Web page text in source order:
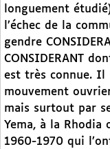
longuement
l’échec de la
gendre
CONSIDERANT
est très connue. Il
mouvement
mais surtout par
Yema, à la Rhodia
1960-1970 qui